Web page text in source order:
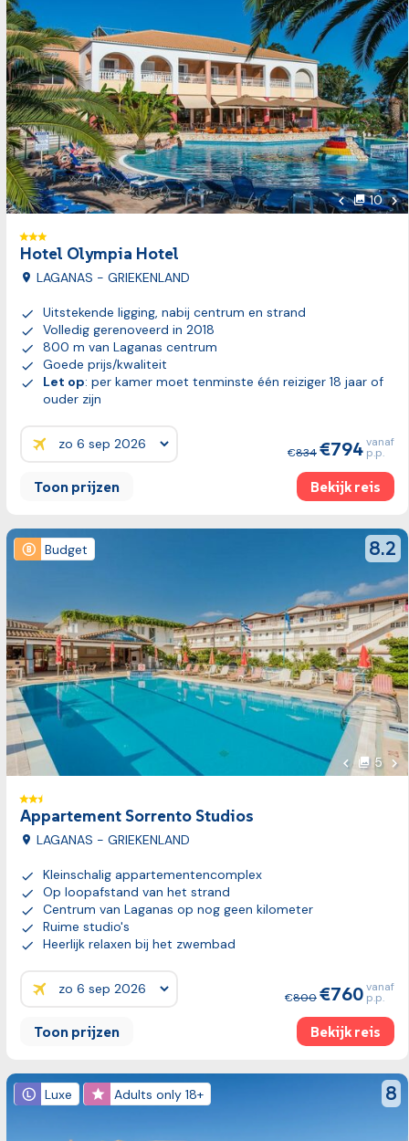
Vorige foto
10
foto's
Hotel Olympia Hotel
LAGANAS - GRIEKENLAND
Uitstekende ligging, nabij centrum en strand
Volledig gerenoveerd in 2018
800 m van Laganas centrum
Goede prijs/kwaliteit
Let op: per kamer moet tenminste één reiziger 18 jaar of
ouder zijn
Prijzen: 834 794vanaf
p.p.
Toon prijzen Bekijk reis
Budget 8.2
Bekijk reis
Vorige
5
foto's
Appartement Sorrento Studios
LAGANAS - GRIEKENLAND
Kleinschalig appartementencomplex
Op loopafstand van het strand
Centrum van Laganas op nog geen kilometer
Ruime studio's
Heerlijk relaxen bij het zwembad
Prijzen: 800 760vanaf
p.p.
Toon prijzen Bekijk reis
Luxe Adults only 18+ 8
Bekijk reis